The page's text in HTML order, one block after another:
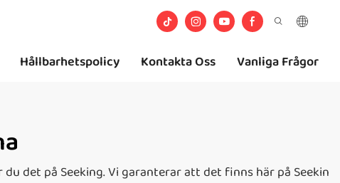
Hållbarhetspolicy Kontakta Oss Vanliga Frågor
det på Seeking. Vi garanterar att det finns här på Seekin